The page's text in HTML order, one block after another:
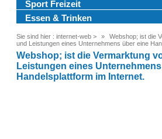
Sport Freizeit
Essen & Trinken
Sie sind hier : internet-web >
Webshop; ist die
und Leistungen eines Unternehmens über eine
Webshop; ist die Vermarktung
Leistungen eines
Handelsplattform im Internet.